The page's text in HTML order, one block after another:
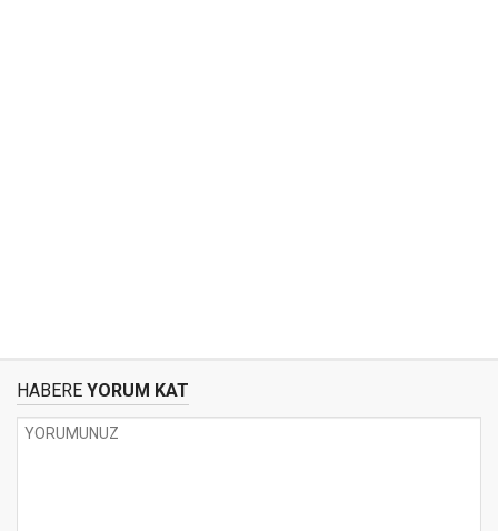
HABERE YORUM KAT